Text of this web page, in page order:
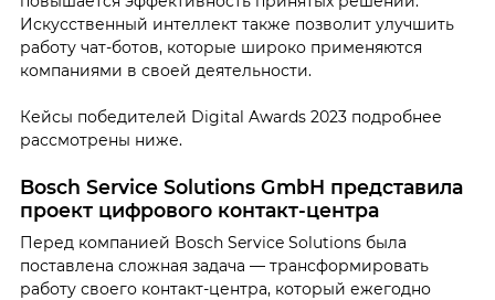
Искусственный интеллект также позволит улучшить
работу чат-ботов, которые широко применяются
компаниями в своей деятельности.
Кейсы победителей Digital Awards 2023 подробнее
рассмотрены ниже.
Bosch Service Solutions GmbH представила
проект цифрового контакт-центра
Перед компанией Bosch Service Solutions была
поставлена сложная задача — трансформировать
работу своего контакт-центра, который ежегодно